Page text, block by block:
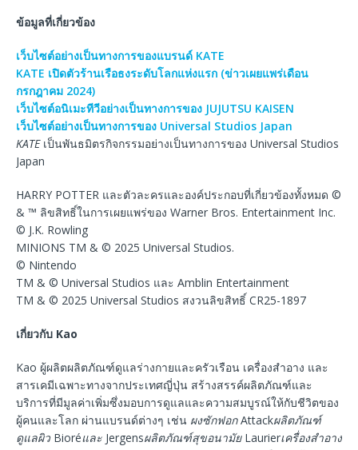
ข้อมูลที่เกี่ยวข้อง
เว็บไซต์อย่างเป็นทางการของแบรนด์ KATE
KATE เปิดตัวร้านเรือธงระดับโลกแห่งแรก (ข่าวเผยแพร่เดือน
กรกฎาคม 2024)
เว็บไซต์อนิเมะทีวีอย่างเป็นทางการของ JUJUTSU KAISEN
เว็บไซต์อย่างเป็นทางการของ Universal Studios Japan
KATEเป็นพันธมิตรกิจกรรมอย่างเป็นทางการของ Universal Studios
Japan
HARRY POTTER และตัวละครและองค์ประกอบที่เกี่ยวข้องทั้งหมด ©
& ™ ลิขสิทธิ์ในการเผยแพร่ของ Warner Bros. Entertainment Inc.
© J.K. Rowling
MINIONS TM & © 2025 Universal Studios.
© Nintendo
TM & © Universal Studios และ Amblin Entertainment
TM & © 2025 Universal Studios สงวนลิขสิทธิ์ CR25-1897
เกี่ยวกับ Kao
Kao ผู้ผลิตผลิตภัณฑ์ดูแลร่างกายและครัวเรือน เครื่องสำอาง และ
สารเคมีเฉพาะทางจากประเทศญี่ปุ่น สร้างสรรค์ผลิตภัณฑ์และ
บริการที่มีมูลค่าเพิ่มซึ่งมอบการดูแลและความสมบูรณ์ให้กับชีวิตของ
ผู้คนและโลก ผ่านแบรนด์ต่างๆ เช่น ผงซักฟอกAttackผลิตภัณฑ์
ดูแลผิว Bioréและ Jergensผลิตภัณฑ์สุขอนามัย Laurierเครื่องสำอาง